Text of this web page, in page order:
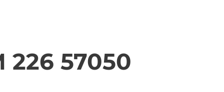
226 57050